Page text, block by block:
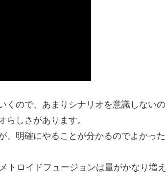
くので、あまりシナリオを意識しないの
しさがあります。
、明確にやることが分かるのでよかった
トロイドフュージョンは量がかなり増え